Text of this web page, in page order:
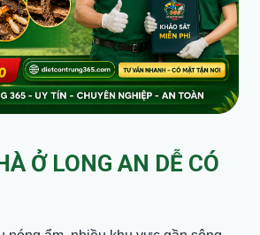
Ở LONG AN DỄ CÓ